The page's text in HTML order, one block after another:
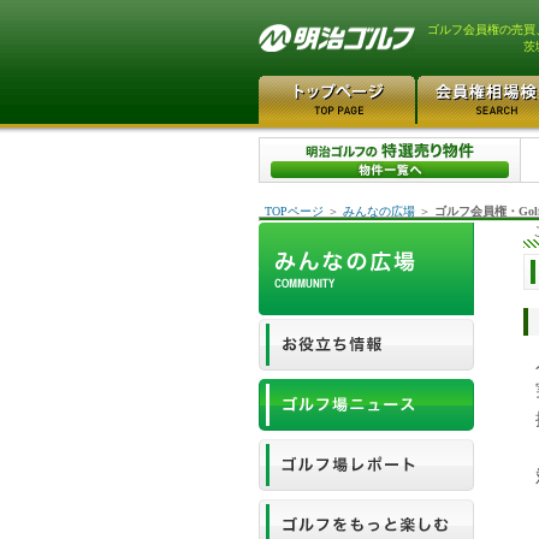
ゴルフ会員権の売
茨
TOPページ ＞ みんなの広場 ＞ ゴルフ会員権・